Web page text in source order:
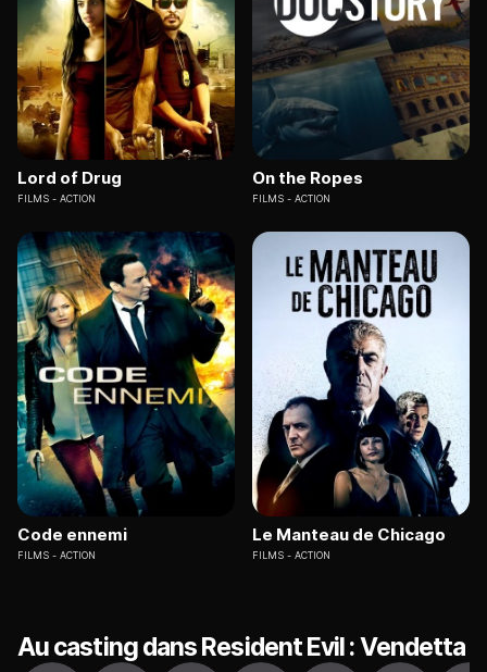
Lord of Drug
FILMS ACTION
On the Ropes
FILMS ACTION
Code ennemi
FILMS ACTION
Le Manteau de Chicago
FILMS ACTION
Au casting dans Resident Evil : Vendetta